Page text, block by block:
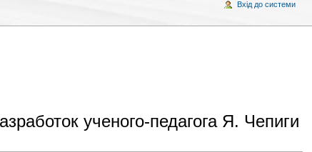
ученого-педагога Я. Чепиги
Вхід до системи